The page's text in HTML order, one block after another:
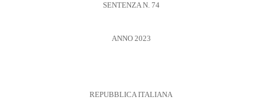
SENTENZA N. 74
ANNO 2023
REPUBBLICA ITALIANA